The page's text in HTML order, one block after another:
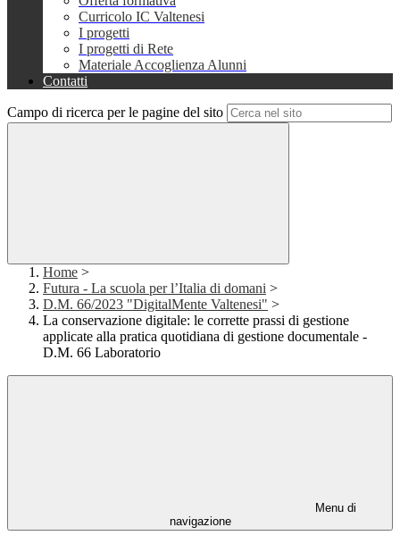
Curricolo IC Valtenesi
I progetti
I progetti di Rete
Materiale Accoglienza Alunni
Contatti
Campo di ricerca per le pagine del sito
Home >
Futura - La scuola per l’Italia di domani >
D.M. 66/2023 "DigitalMente Valtenesi" >
La conservazione digitale: le corrette prassi di gestione
applicate alla pratica quotidiana di gestione documentale -
D.M. 66 Laboratorio
Menu di
navigazione